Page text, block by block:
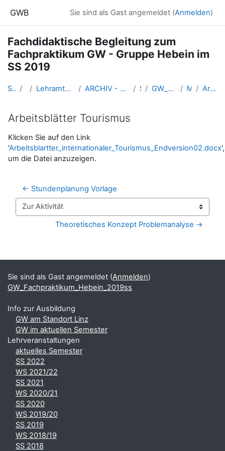
GWB Sie sind als Gast angemeldet (Anmelden)
Fachdidaktische Begleitung zum
Fachpraktikum GW - Gruppe Hebein im
SS 2019
Startseite Kurse Lehramtsausbildung GW im Cluster Österreich Mitte ARCHIV - Lehrveranstaltungen am Standort Linz - seit 2016 SS 2019 GW_Fachpraktikum_Hebein_2019ss Mi. 6.3.2019 Arbeitsblätter Tourismus
Arbeitsblätter Tourismus
Abschlussbedingungen
Klicken Sie auf den Link
'Arbeitsblartter_internationaler_Tourismus_Endversion02.docx',
um die Datei anzuzeigen.
← Stundenplanung Vorlage
Zur Aktivität
Theoretisches Konzept Problemanalyse →
Ergänzungsblöcke
Sie sind als Gast angemeldet (Anmelden)
GW_Fachpraktikum_Hebein_2019ss
Info zur Ausbildung
GW am Standort Linz
GW im aktuellen Semester
Lehrveranstaltungen
aktuelles Semester
SS 2022
WS 2021/22
SS 2021
WS 2020/21
SS 2020
WS 2019/20
SS 2019
WS 2018/19
SS 2018